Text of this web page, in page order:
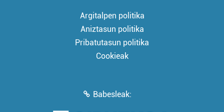
Argitalpen politika
Aniztasun politika
Pribatutasun politika
Cookieak
Babesleak: